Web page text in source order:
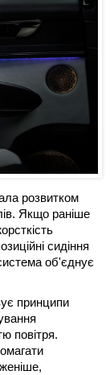
розвитком
Якщо раніше
сидіння
об'єднує
принципи
повітря.